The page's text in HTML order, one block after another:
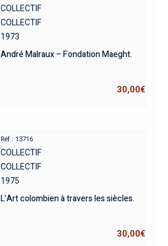
COLLECTIF
COLLECTIF
1973
André Malraux – Fondation Maeght.
30,00€
Réf : 13716
COLLECTIF
COLLECTIF
1975
L’Art colombien à travers les siècles.
30,00€